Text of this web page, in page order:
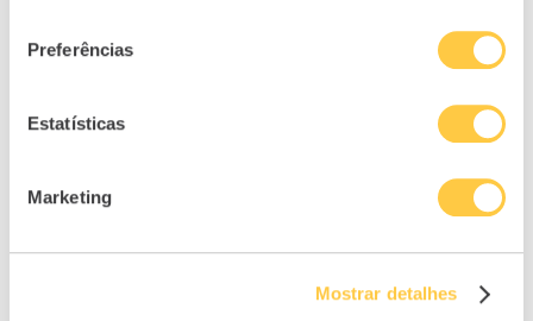
Preferências
Estatísticas
Marketing
Mostrar detalhes
mais de 200 ...